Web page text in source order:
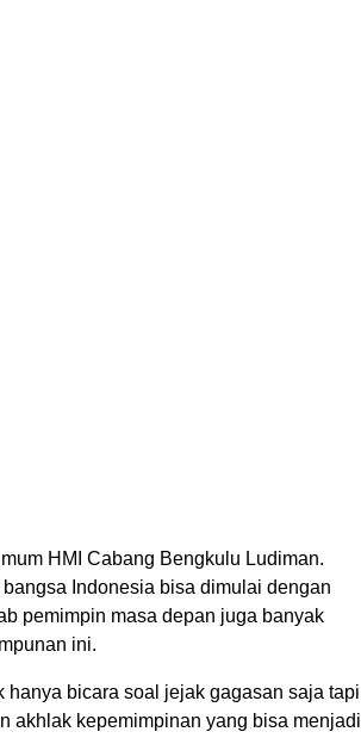
HMI Cabang Bengkulu Ludiman.
Indonesia bisa dimulai dengan
pemimpin masa depan juga banyak
ini.
hanya bicara soal jejak gagasan saja tapi
akhlak kepemimpinan yang bisa menjadi